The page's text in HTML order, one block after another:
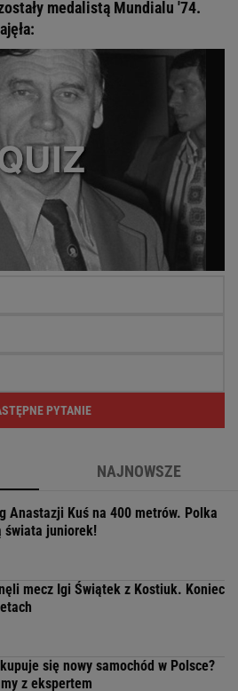
medalistą Mundialu '74.
PYTANIE
NAJNOWSZE
Anastazji Kuś na 400 metrów. Polka
świata juniorek!
mecz Igi Świątek z Kostiuk. Koniec
się nowy samochód w Polsce?
z ekspertem